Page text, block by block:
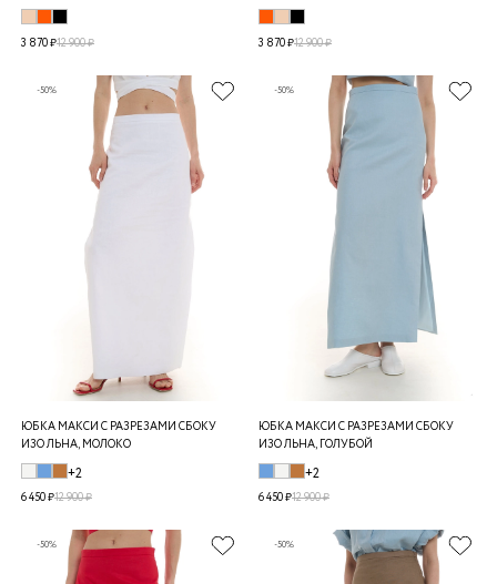
3 870 ₽12 900 ₽ 3 870 ₽12 900 ₽
-50%
ЮБКА МАКСИ С РАЗРЕЗАМИ СБОКУ
ИЗО ЛЬНА, МОЛОКО
+2
6 450 ₽12 900 ₽
-50%
ЮБКА МАКСИ С РАЗРЕЗАМИ СБОКУ
ИЗО ЛЬНА, ГОЛУБОЙ
+2
6 450 ₽12 900 ₽
-50% -50%